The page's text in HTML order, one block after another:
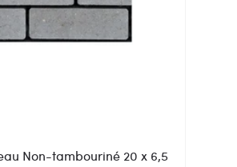
Non-tambouriné 20 x 6,5